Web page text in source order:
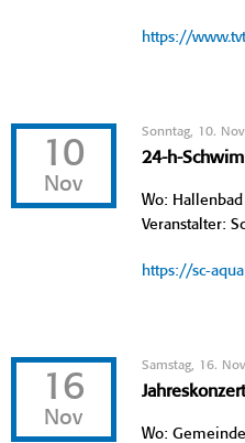
https://
10
Nov
Sonntag, 10.
24-h-
Wo:
Veranstalter:
https://sc-
16
Nov
Samstag, 16.
Wo: